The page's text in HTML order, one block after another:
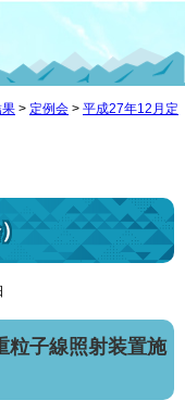
> 定例会 > 平成27年12月定
粒子線照射装置施